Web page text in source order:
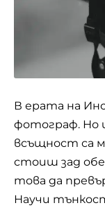
В ерата на
фотограф. Но
всъщност са
стоиш зад
това да
Научи